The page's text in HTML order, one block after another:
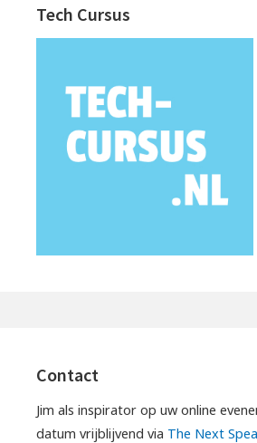
Tech Cursus
Contact
Jim als inspirator op uw online
datum vrijblijvend via The Next